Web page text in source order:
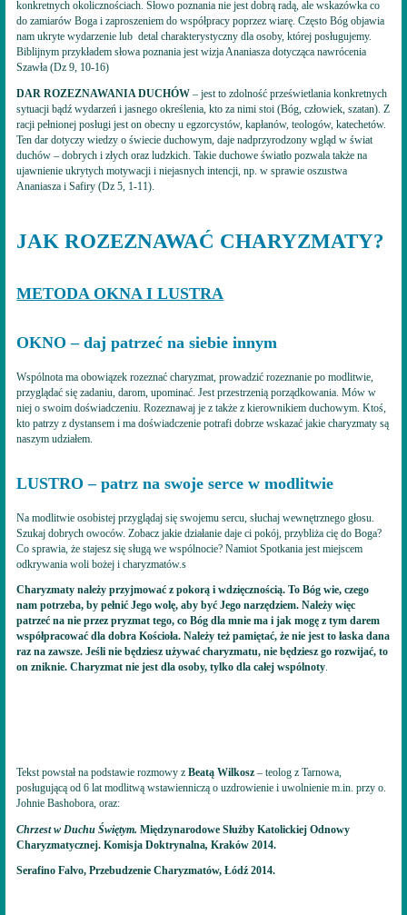
konkretnych okolicznościach. Słowo poznania nie jest dobrą radą, ale wskazówka co
do zamiarów Boga i zaproszeniem do współpracy poprzez wiarę. Często Bóg objawia
nam ukryte wydarzenie lub detal charakterystyczny dla osoby, której posługujemy.
Biblijnym przykładem słowa poznania jest wizja Ananiasza dotycząca nawrócenia
Szawła (Dz 9, 10-16)
DAR ROZEZNAWANIA DUCHÓW – jest to zdolność prześwietlania konkretnych
sytuacji bądź wydarzeń i jasnego określenia, kto za nimi stoi (Bóg, człowiek, szatan). Z
racji pełnionej posługi jest on obecny u egzorcystów, kapłanów, teologów, katechetów.
Ten dar dotyczy wiedzy o świecie duchowym, daje nadprzyrodzony wgląd w świat
duchów – dobrych i złych oraz ludzkich. Takie duchowe światło pozwala także na
ujawnienie ukrytych motywacji i niejasnych intencji, np. w sprawie oszustwa
Ananiasza i Safiry (Dz 5, 1-11).
JAK ROZEZNAWAĆ CHARYZMATY?
METODA OKNA I LUSTRA
OKNO – daj patrzeć na siebie innym
Wspólnota ma obowiązek rozeznać charyzmat, prowadzić rozeznanie po modlitwie,
przyglądać się zadaniu, darom, upominać. Jest przestrzenią porządkowania. Mów w
niej o swoim doświadczeniu. Rozeznawaj je z także z kierownikiem duchowym. Ktoś,
kto patrzy z dystansem i ma doświadczenie potrafi dobrze wskazać jakie charyzmaty są
naszym udziałem.
LUSTRO – patrz na swoje serce w modlitwie
Na modlitwie osobistej przyglądaj się swojemu sercu, słuchaj wewnętrznego głosu.
Szukaj dobrych owoców. Zobacz jakie działanie daje ci pokój, przybliża cię do Boga?
Co sprawia, że stajesz się sługą we wspólnocie? Namiot Spotkania jest miejscem
odkrywania woli bożej i charyzmatów.s
Charyzmaty należy przyjmować z pokorą i wdzięcznością. To Bóg wie, czego
nam potrzeba, by pełnić Jego wolę, aby być Jego narzędziem. Należy więc
patrzeć na nie przez pryzmat tego, co Bóg dla mnie ma i jak mogę z tym darem
współpracować dla dobra Kościoła. Należy też pamiętać, że nie jest to łaska dana
raz na zawsze. Jeśli nie będziesz używać charyzmatu, nie będziesz go rozwijać, to
on zniknie. Charyzmat nie jest dla osoby, tylko dla całej wspólnoty.
Tekst powstał na podstawie rozmowy zBeatą Wilkosz – teolog z Tarnowa,
posługującą od 6 lat modlitwą wstawienniczą o uzdrowienie i uwolnienie m.in. przy o.
Johnie Bashobora, oraz:
Chrzest w Duchu Świętym.Międzynarodowe Służby Katolickiej Odnowy
Charyzmatycznej. Komisja Doktrynalna, Kraków 2014.
Serafino Falvo, Przebudzenie Charyzmatów, Łódź 2014.